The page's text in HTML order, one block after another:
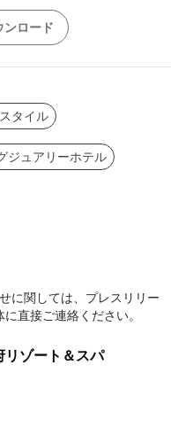
ンロード
タイル
ジュアリーホテル
に関しては、プレスリリー
直接ご連絡ください。
ゾート＆スパ